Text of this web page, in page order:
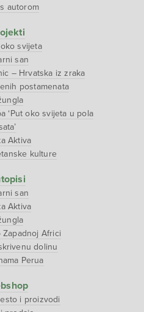
autorom
svijeta
san
– Hrvatska iz zraka
postamenata
‘Put oko svijeta u pola
Aktiva
kulture
san
Aktiva
Zapadnoj Africi
dolinu
Perua
i proizvodi